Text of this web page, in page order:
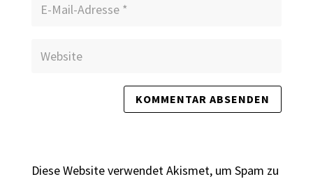
Diese Website verwendet Akismet, um Spam zu